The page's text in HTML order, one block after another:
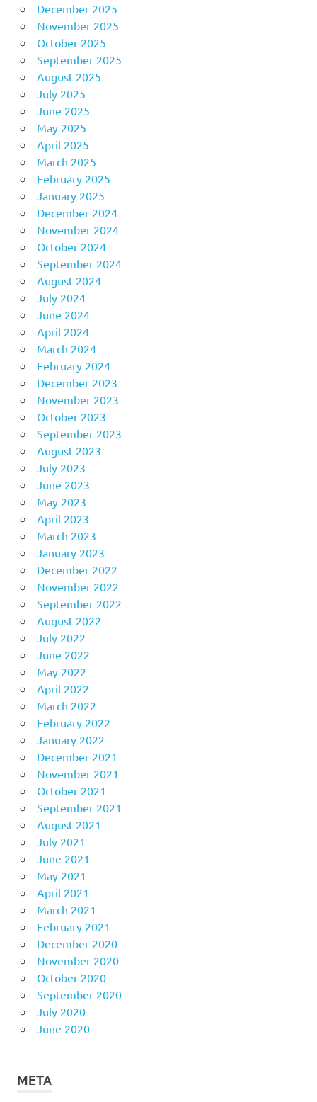
December 2025
November 2025
October 2025
September 2025
August 2025
July 2025
June 2025
May 2025
April 2025
March 2025
February 2025
January 2025
December 2024
November 2024
October 2024
September 2024
August 2024
July 2024
June 2024
April 2024
March 2024
February 2024
December 2023
November 2023
October 2023
September 2023
August 2023
July 2023
June 2023
May 2023
April 2023
March 2023
January 2023
December 2022
November 2022
September 2022
August 2022
July 2022
June 2022
May 2022
April 2022
March 2022
February 2022
January 2022
December 2021
November 2021
October 2021
September 2021
August 2021
July 2021
June 2021
May 2021
April 2021
March 2021
February 2021
December 2020
November 2020
October 2020
September 2020
July 2020
June 2020
META